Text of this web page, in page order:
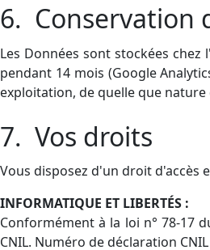
6. Conservation
Les Données sont stockées
pendant 14 mois (Google
exploitation, de quelle que nature
7. Vos droits
Vous disposez d'un droit d'accès
INFORMATIQUE ET LIBERTÉS :
Conformément à la loi n° 78-17
CNIL. Numéro de déclaration